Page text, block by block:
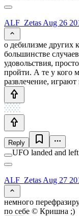
ALF_Zetas Aug 26
о дебилизме
большинстве
удовольствия,
пройти. А те у кого
развлечение,
Reply
UFO landed and
ALF_Zetas Aug 27
немного
по себе © Кришна ;)